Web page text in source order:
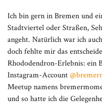
Ich bin gern in Bremen und
Stadtviertel oder Straßen,
angeht. Natürlich war ich
doch fehlte mir das
Rhododendron-Erlebnis: ein
Instagram-Account
Meetup namens
und so hatte ich die